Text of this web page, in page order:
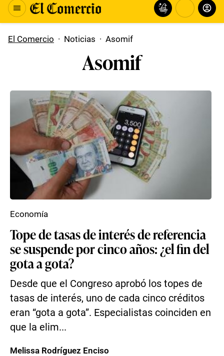
El Comercio · Noticias · Asomif
Asomif
Tope de tasas de interés de referencia
se suspende por cinco años: ¿el fin del
gota a gota?
Desde que el Congreso aprobó los topes de
tasas de interés, uno de cada cinco créditos
eran “gota a gota”. Especialistas coinciden en
que la elim...
Economía
Melissa Rodríguez Enciso